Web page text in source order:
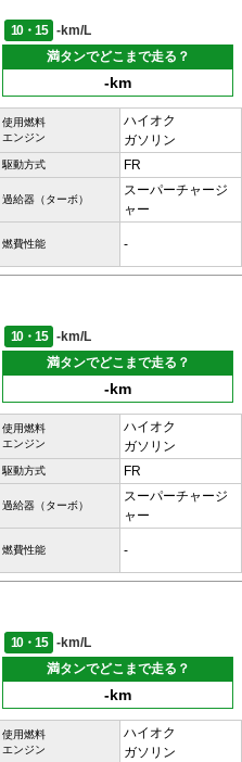
10・15
-km/L
満タンでどこまで走る？
-km
使用燃料
エンジン
ハイオク
ガソリン
駆動方式 FR
過給器（ターボ）
スーパーチャージ
ャー
燃費性能 -
10・15
-km/L
満タンでどこまで走る？
-km
使用燃料
エンジン
ハイオク
ガソリン
駆動方式 FR
過給器（ターボ）
スーパーチャージ
ャー
燃費性能 -
10・15
-km/L
満タンでどこまで走る？
-km
使用燃料
エンジン
ハイオク
ガソリン